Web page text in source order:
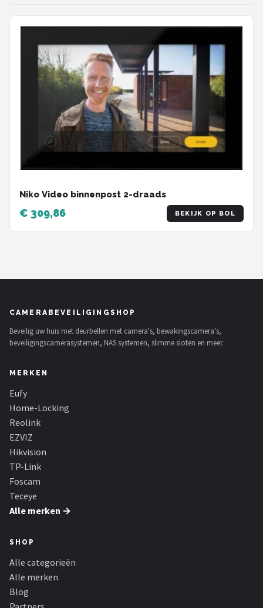
Niko Video binnenpost 2-draads
€ 309,86 BEKIJK OP BOL
CAMERABEVEILIGINGSHOP
Beveilig uw huis met deurbellen met camera's, bewakingscamera's,
beveiligingscamerasystemen, NAS systemen, slimme sloten en meer.
MERKEN
Eufy
Home-Locking
Reolink
EZVIZ
Hikvision
TP-Link
Foscam
Teceye
Alle merken →
SHOP
Alle categorieën
Alle merken
Blog